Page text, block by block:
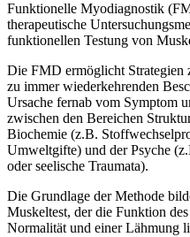
Funktionelle Myodiagnostik
therapeutische
funktionellen Testung von
Die FMD ermöglicht
zu immer wiederkehrenden
Ursache fernab vom Symptom
zwischen den Bereichen
Biochemie (z.B.
Umweltgifte) und der Psyche
oder seelische Traumata).
Die Grundlage der Methode
Muskeltest, der die Funktion
Normalität und einer Lähmung